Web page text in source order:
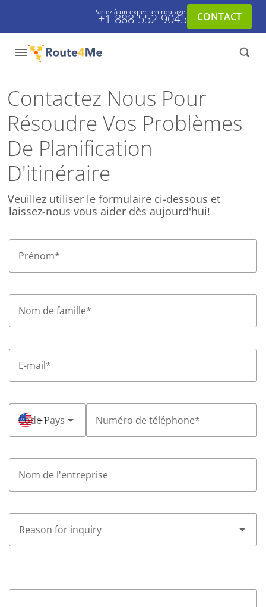
Parlez à un expert en routage:
+1-888-552-9045 CONTACT
Contactez Nous Pour
Résoudre Vos Problèmes
De Planification
D'itinéraire
Veuillez utiliser le formulaire ci-dessous et
laissez-nous vous aider dès aujourd'hui!
Prénom*
Nom de famille*
E-mail*
Code Pays
+1 Numéro de téléphone*
Nom de l'entreprise